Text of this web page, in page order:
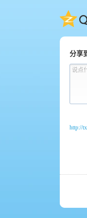
QQ
分享
说点
http://